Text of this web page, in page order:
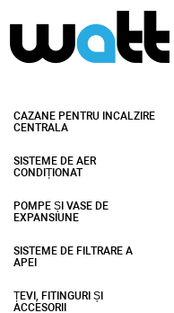
CAZANE PENTRU INCALZIRE
CENTRALA
SISTEME DE AER
CONDIȚIONAT
POMPE ȘI VASE DE
EXPANSIUNE
SISTEME DE FILTRARE A
APEI
ȚEVI, FITINGURI ȘI
ACCESORII